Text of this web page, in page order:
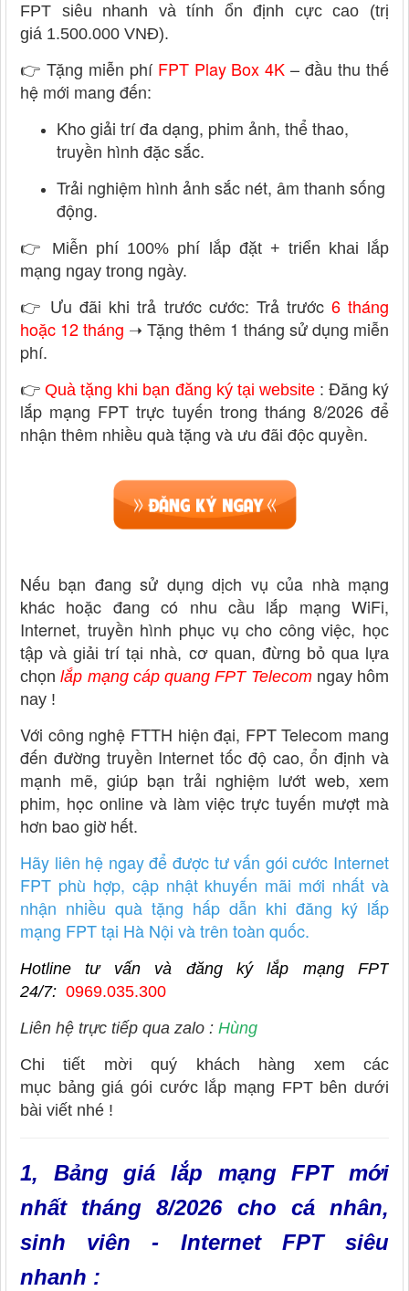
FPT siêu nhanh và tính ổn định cực cao (trị
giá 1.500.000 VNĐ).
👉 Tặng miễn phí FPT Play Box 4K – đầu thu thế
hệ mới mang đến:
Kho giải trí đa dạng, phim ảnh, thể thao,
truyền hình đặc sắc.
Trải nghiệm hình ảnh sắc nét, âm thanh sống
động.
👉
Miễn phí 100% phí lắp đặt + triển khai lắp
mạng ngay trong ngày.
👉 Ưu đãi khi trả trước cước: Trả trước 6 tháng
hoặc 12 tháng ➝ Tặng thêm 1 tháng sử dụng miễn
phí.
👉 Quà tặng khi bạn đăng ký tại website : Đăng ký
lắp mạng FPT trực tuyến trong tháng 8/2026 để
nhận thêm nhiều quà tặng và ưu đãi độc quyền.
Nếu bạn đang sử dụng dịch vụ của nhà mạng
khác hoặc đang có nhu cầu lắp mạng WiFi,
Internet, truyền hình phục vụ cho công việc, học
tập và giải trí tại nhà, cơ quan, đừng bỏ qua lựa
chọnlắp mạng cáp quang FPT Telecom ngay hôm
nay !
Với công nghệ FTTH hiện đại, FPT Telecom mang
đến đường truyền Internet tốc độ cao, ổn định và
mạnh mẽ, giúp bạn trải nghiệm lướt web, xem
phim, học online và làm việc trực tuyến mượt mà
hơn bao giờ hết.
Hãy liên hệ ngay để được tư vấn gói cước Internet
FPT phù hợp, cập nhật khuyến mãi mới nhất và
nhận nhiều quà tặng hấp dẫn khi đăng ký lắp
mạng FPT tại Hà Nội và trên toàn quốc.
Hotline tư vấn và đăng ký lắp mạng FPT
24/7: 0969.035.300
Liên hệ trực tiếp qua zalo : Hùng
Chi tiết mời quý khách hàng xem các
mục bảng giá gói cước lắp mạng FPT bên dưới
bài viết nhé !
1, Bảng giá lắp mạng FPT mới
nhất tháng 8/2026 cho cá nhân,
sinh viên - Internet FPT siêu
nhanh :